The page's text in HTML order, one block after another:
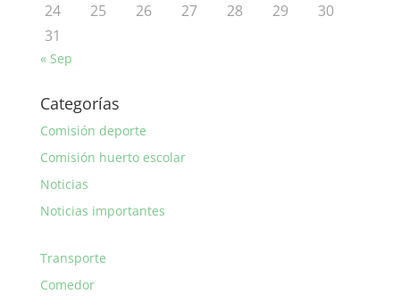
24
25 26 27 28 29
30
31
« Sep
Categorías
Comisión deporte
Comisión huerto escolar
Noticias
Noticias importantes
Transporte
Comedor